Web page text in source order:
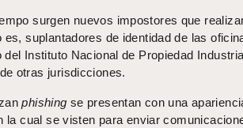
surgen nuevos impostores que
es, suplantadores de identidad de las
del Instituto Nacional de Propiedad
otras jurisdicciones.
phishing se presentan con una
la cual se visten para enviar